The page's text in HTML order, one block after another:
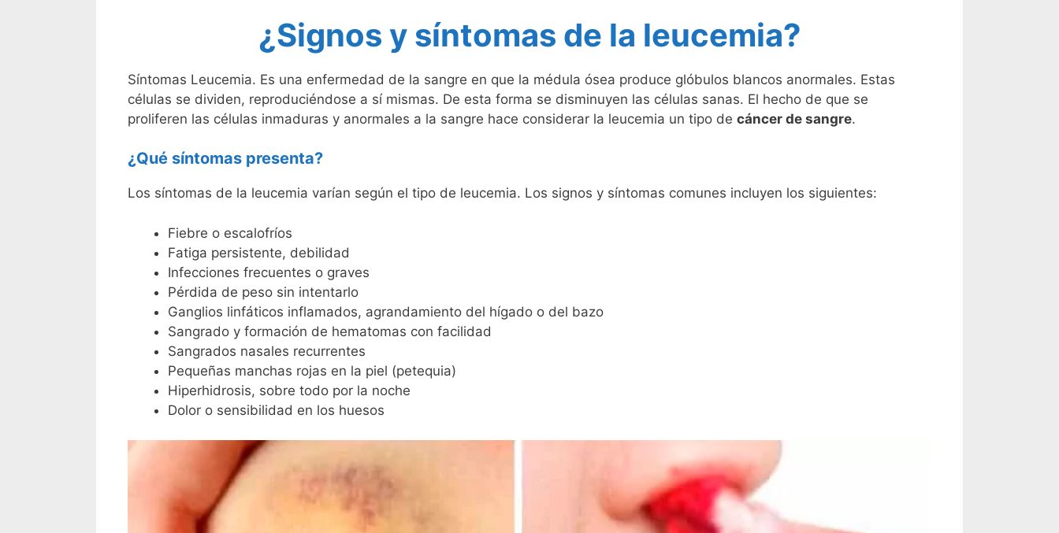
¿Signos y síntomas de la leucemia?
Síntomas Leucemia. Es una enfermedad de la sangre en que la médula ósea produce glóbulos blancos anormales. Estas
células se dividen, reproduciéndose a sí mismas. De esta forma se disminuyen las células sanas. El hecho de que se
proliferen las células inmaduras y anormales a la sangre hace considerar la leucemia un tipo de cáncer de sangre.
¿Qué síntomas presenta?
Los síntomas de la leucemia varían según el tipo de leucemia. Los signos y síntomas comunes incluyen los siguientes:
Fiebre o escalofríos
Fatiga persistente, debilidad
Infecciones frecuentes o graves
Pérdida de peso sin intentarlo
Ganglios linfáticos inflamados, agrandamiento del hígado o del bazo
Sangrado y formación de hematomas con facilidad
Sangrados nasales recurrentes
Pequeñas manchas rojas en la piel (petequia)
Hiperhidrosis, sobre todo por la noche
Dolor o sensibilidad en los huesos